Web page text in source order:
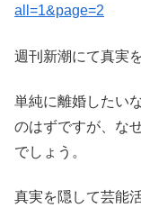
all=1&page=2
週刊新潮にて真実
単純に離婚したい
のはずですが、な
でしょう。
真実を隠して芸能